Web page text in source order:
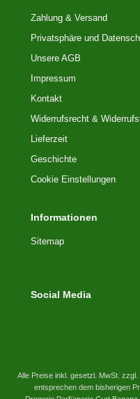
Zahlung & Versand
Privatsphäre und
Unsere AGB
Impressum
Kontakt
Widerrufsrecht &
Lieferzeit
Geschichte
Cookie Einstellungen
Informationen
Sitemap
Social Media
Alle Preise inkl. gesetzl. MwSt. zzgl.
entsprechen dem bisherigen